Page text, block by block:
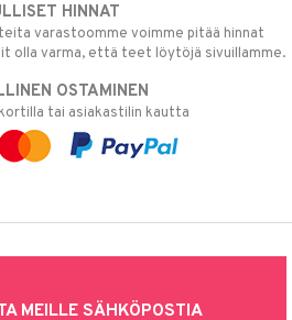
HINNAT
varastoomme voimme pitää hinnat
olla varma, että teet löytöjä sivuillamme.
OSTAMINEN
tai asiakastilin kautta
MEILLE SÄHKÖPOSTIA